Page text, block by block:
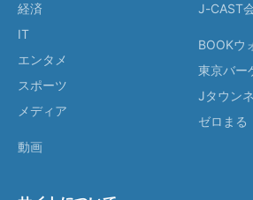
経済
IT
エンタメ
スポーツ
メディア
動画
J-CAST
BOOKウ
東京バー
Jタウン
ゼロまる